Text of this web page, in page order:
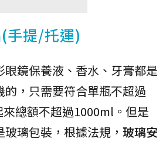
手提/托運)
眼鏡保養液、香水、牙膏都是
的，只需要符合單瓶不超過
總額不超過1000ml。但是
璃包裝，根據法規， 玻璃安